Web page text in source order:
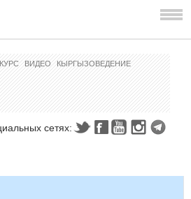
ВИДЕО КЫРГЫЗОВЕДЕНИЕ
сетях: